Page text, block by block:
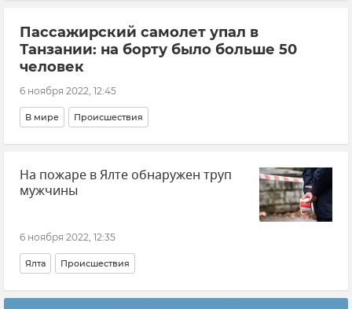
Пассажирский самолет упал в
Танзании: на борту было больше 50
человек
6 ноября 2022, 12:45
В мире Происшествия
На пожаре в Ялте обнаружен труп
мужчины
6 ноября 2022, 12:35
Ялта Происшествия